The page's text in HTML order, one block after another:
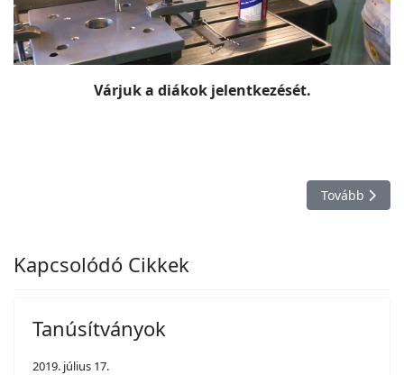
Várjuk a diákok jelentkezését.
Következő
Tovább
Kapcsolódó Cikkek
Tanúsítványok
2019. július 17.